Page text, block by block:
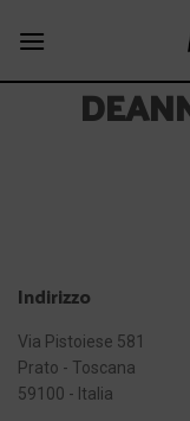
Indirizzo
Via Pistoiese 581
Prato - Toscana
59100 - Italia